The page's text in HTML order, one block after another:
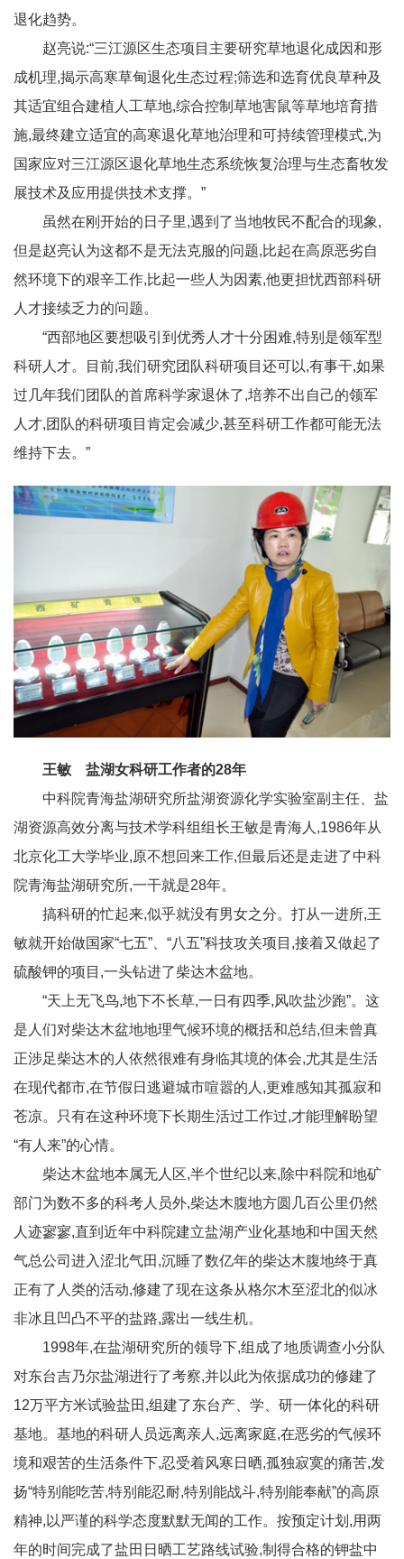
退化趋势。
赵亮说:“三江源区生态项目主要研究草地退化成因和形
成机理,揭示高寒草甸退化生态过程;筛选和选育优良草种及
其适宜组合建植人工草地,综合控制草地害鼠等草地培育措
施,最终建立适宜的高寒退化草地治理和可持续管理模式,为
国家应对三江源区退化草地生态系统恢复治理与生态畜牧发
展技术及应用提供技术支撑。”
虽然在刚开始的日子里,遇到了当地牧民不配合的现象,
但是赵亮认为这都不是无法克服的问题,比起在高原恶劣自
然环境下的艰辛工作,比起一些人为因素,他更担忧西部科研
人才接续乏力的问题。
“西部地区要想吸引到优秀人才十分困难,特别是领军型
科研人才。目前,我们研究团队科研项目还可以,有事干,如果
过几年我们团队的首席科学家退休了,培养不出自己的领军
人才,团队的科研项目肯定会减少,甚至科研工作都可能无法
维持下去。”
王敏 盐湖女科研工作者的28年
中科院青海盐湖研究所盐湖资源化学实验室副主任、盐
湖资源高效分离与技术学科组组长王敏是青海人,1986年从
北京化工大学毕业,原不想回来工作,但最后还是走进了中科
院青海盐湖研究所,一干就是28年。
搞科研的忙起来,似乎就没有男女之分。打从一进所,王
敏就开始做国家“七五”、“八五”科技攻关项目,接着又做起了
硫酸钾的项目,一头钻进了柴达木盆地。
“天上无飞鸟,地下不长草,一日有四季,风吹盐沙跑”。这
是人们对柴达木盆地地理气候环境的概括和总结,但未曾真
正涉足柴达木的人依然很难有身临其境的体会,尤其是生活
在现代都市,在节假日逃避城市喧嚣的人,更难感知其孤寂和
苍凉。只有在这种环境下长期生活过工作过,才能理解盼望
“有人来”的心情。
柴达木盆地本属无人区,半个世纪以来,除中科院和地矿
部门为数不多的科考人员外,柴达木腹地方圆几百公里仍然
人迹寥寥,直到近年中科院建立盐湖产业化基地和中国天然
气总公司进入涩北气田,沉睡了数亿年的柴达木腹地终于真
正有了人类的活动,修建了现在这条从格尔木至涩北的似冰
非冰且凹凸不平的盐路,露出一线生机。
1998年,在盐湖研究所的领导下,组成了地质调查小分队
对东台吉乃尔盐湖进行了考察,并以此为依据成功的修建了
12万平方米试验盐田,组建了东台产、学、研一体化的科研
基地。基地的科研人员远离亲人,远离家庭,在恶劣的气候环
境和艰苦的生活条件下,忍受着风寒日晒,孤独寂寞的痛苦,发
扬“特别能吃苦,特别能忍耐,特别能战斗,特别能奉献”的高原
精神,以严谨的科学态度默默无闻的工作。按预定计划,用两
年的时间完成了盐田日晒工艺路线试验,制得合格的钾盐中